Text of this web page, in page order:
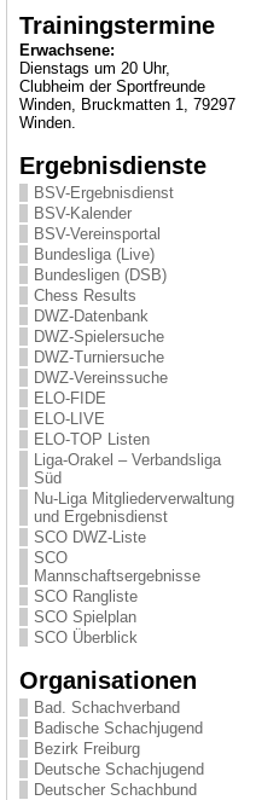
Trainingstermine
Erwachsene:
Dienstags um 20 Uhr,
Clubheim der Sportfreunde
Winden, Bruckmatten 1, 79297
Winden.
Ergebnisdienste
BSV-Ergebnisdienst
BSV-Kalender
BSV-Vereinsportal
Bundesliga (Live)
Bundesligen (DSB)
Chess Results
DWZ-Datenbank
DWZ-Spielersuche
DWZ-Turniersuche
DWZ-Vereinssuche
ELO-FIDE
ELO-LIVE
ELO-TOP Listen
Liga-Orakel – Verbandsliga
Süd
Nu-Liga Mitgliederverwaltung
und Ergebnisdienst
SCO DWZ-Liste
SCO
Mannschaftsergebnisse
SCO Rangliste
SCO Spielplan
SCO Überblick
Organisationen
Bad. Schachverband
Badische Schachjugend
Bezirk Freiburg
Deutsche Schachjugend
Deutscher Schachbund